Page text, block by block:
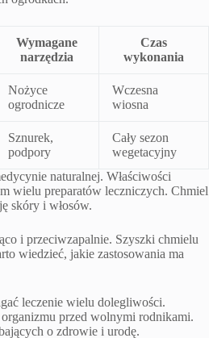
Wymagane
narzędzia
Czas
wykonania
Nożyce
ogrodnicze
Wczesna
wiosna
Sznurek,
podpory
Cały sezon
wegetacyjny
naturalnej. Właściwości
wielu preparatów leczniczych. Chmiel
skóry i włosów.
i przeciwzapalnie. Szyszki chmielu
wiedzieć, jakie zastosowania ma
leczenie wielu dolegliwości.
przed wolnymi rodnikami.
o zdrowie i urodę.